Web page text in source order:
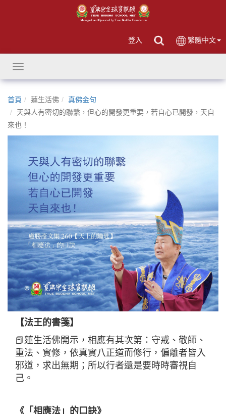
登入 繁體中文
Toggle
navigation
首頁 蓮生活佛
真佛金句
天與人有密切的聯繫，但心的開發更重要，若自心已開發，天自
來也！
【法王的書箋】
📕蓮生活佛開示，相應有其次第：守戒、敬師、
重法、實修，依真實八正道而修行，偏離者皆入
邪道，求出無期；所以行者還是要時時審視自
己。
《「相應法」的口訣》